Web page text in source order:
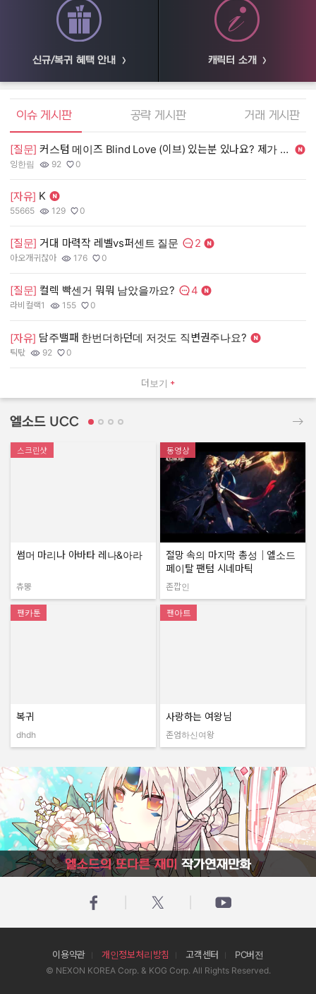
신규/복귀 혜택 안내 캐릭터 소개
엘소드 커뮤니티
이슈 게시판 공략 게시판 거래 게시판
더보기
[질문] 커스텀 메이즈 Blind Love (이브) 있는분 있나요? 제가 살게요.
작성자:
잉한림
조회수:
92
추천수:
0
[자유] K
작성자:
55665
조회수:
129
추천수:
0
[질문] 거대 마력작 레벨vs퍼센트 질문 댓글수:
2
작성자:
아오개귀찮아
조회수:
176
추천수:
0
[질문] 컬렉 빡센거 뭐뭐 남았을까요? 댓글수:
4
작성자:
라비컬랙1
조회수:
155
추천수:
0
[자유] 담주밸패 한번더하던데 저것도 직변권주나요?
작성자:
틱탃
조회수:
92
추천수:
0
엘소드 UCC
스크린샷
썸머 마리나 아바타 레나&아라
작성자:
츄뿡
동영상
절망 속의 마지막 총성｜엘소드
페이탈 팬텀 시네마틱
작성자:
존깝인
팬카툰
복귀
dhdh
팬아트
사랑하는 여왕님
작성자:
존엄하신여왕
엘소드의 또다른 재미 작가연재만화
이용약관 개인정보처리방침 고객센터 PC버전
© NEXON KOREA Corp. & KOG Corp. All Rights Reserved.